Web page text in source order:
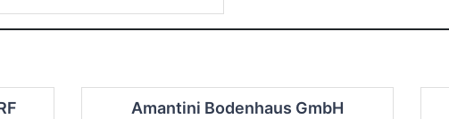
Amantini Bodenhaus GmbH